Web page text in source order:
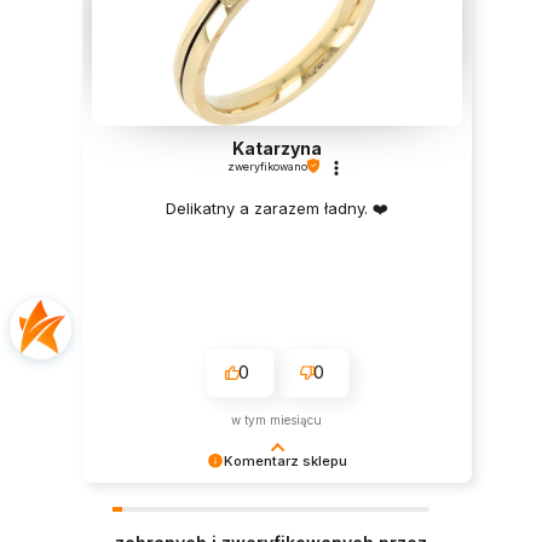
Komentarz sklepu
Katarzyna
zweryfikowano
Delikatny a zarazem ładny. ❤️
0 0
w tym miesiącu